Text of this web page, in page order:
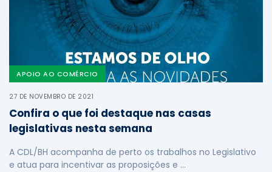
APOIO AO COMÉRCIO
27 DE NOVEMBRO DE 2021
Confira o que foi destaque nas casas
legislativas nesta semana
A CDL/BH acompanha de perto os trabalhos no Legislativo
e atua para incentivar as proposições e …